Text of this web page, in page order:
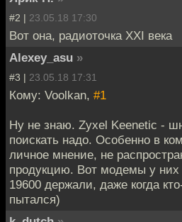
#2 | 23.05.18 17:30
Вот она, радиоточка XXI века
Alexey_asu »
#3 | 23.05.18 17:31
Кому: Voolkan, #1
Ну не знаю. Zyxel Keenetic -
поискать надо. Особенно в
личное мнение, не
продукцию. Вот модемы у
19600 держали, даже когда
пытался)